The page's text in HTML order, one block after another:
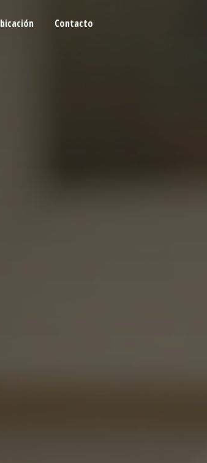
Contacto